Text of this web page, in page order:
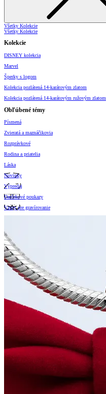
Všetky Kolekcie
Všetky Kolekcie
Kolekcie
DISNEY kolekcia
Marvel
Šperky s logom
Kolekcia pozlátená 14-karátovým zlatom
Kolekcia pozlátená 14-karátovým ružovým zlatom
Obľúbené témy
Písmená
Zvieratá a maznáčikovia
Rozprávkové
Rodina a priatelia
Láska
Novinky
Výpredaj
Darčekové poukazy
Vzory pre gravírovanie